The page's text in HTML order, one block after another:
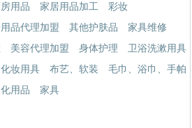
用品 家居用品加工
彩妆
品代理加盟 其他护肤品
家具维修
美容代理加盟 身体护理
卫浴洗漱用具
妆用具 布艺、软装
毛巾、浴巾、手帕
化用品 家具